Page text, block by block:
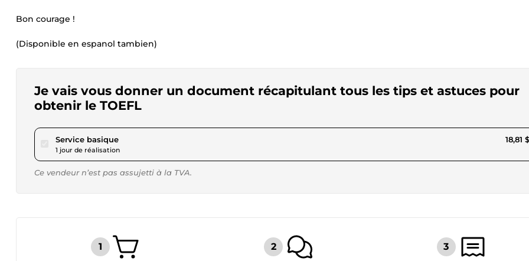
Bon courage !
(Disponible en espanol tambien)
Je vais vous donner un document récapitulant tous les tips et astuces pour
obtenir le TOEFL
Service basiquepour 17,33 $US
1 jour de réalisation
18,81
Ce vendeur n’est pas assujetti à la TVA.